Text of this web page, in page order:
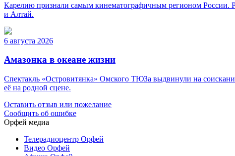
Карелию признали самым кинематографичным регионом России.
и Алтай.
6 августа 2026
Амазонка в океане жизни
Спектакль «Островитянка» Омского ТЮЗа выдвинули на
её на родной сцене.
Оставить отзыв или пожелание
Сообщить об ошибке
Орфей медиа
Телерадиоцентр Орфей
Видео Орфей